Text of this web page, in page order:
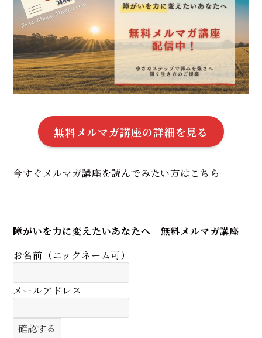
無料メルマガ講座の詳細を見る
今すぐメルマガ講座を読んでみたい方はこちら
障がいを力に変えたいあなたへ 無料メルマガ講座
お名前（ニックネーム可）
メールアドレス